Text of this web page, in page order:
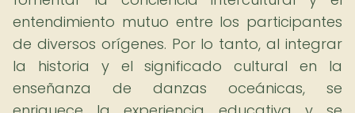
entendimiento mutuo entre los participantes
de diversos orígenes. Por lo tanto, al integrar
la historia y el significado cultural en la
enseñanza de danzas oceánicas, se